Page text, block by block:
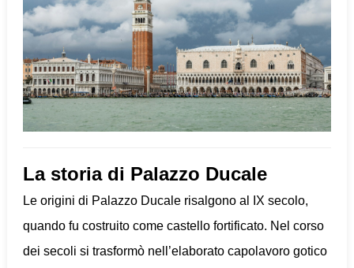
La storia di Palazzo Ducale
Le origini di Palazzo Ducale risalgono al IX secolo,
quando fu costruito come castello fortificato. Nel corso
dei secoli si trasformò nell’elaborato capolavoro gotico